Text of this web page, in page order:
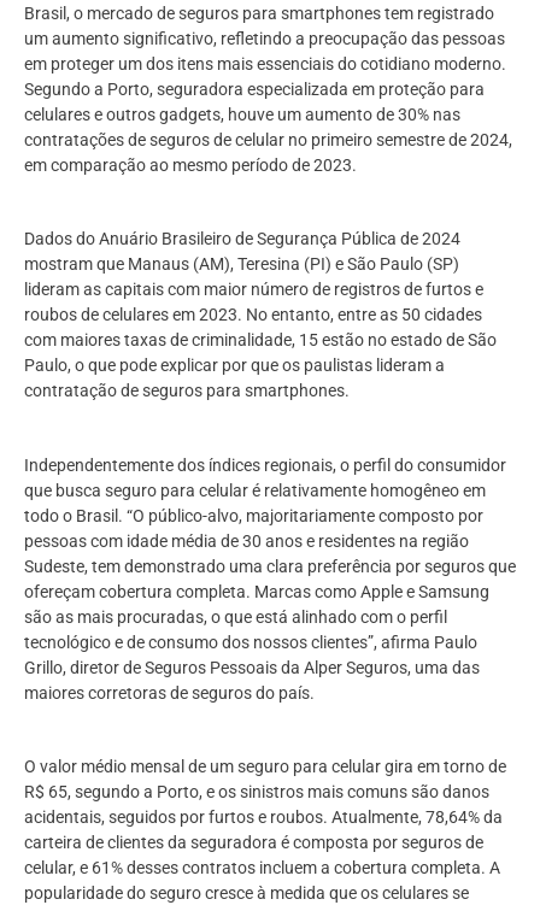
Brasil, o mercado de seguros para smartphones tem registrado
um aumento significativo, refletindo a preocupação das pessoas
em proteger um dos itens mais essenciais do cotidiano moderno.
Segundo a Porto, seguradora especializada em proteção para
celulares e outros gadgets, houve um aumento de 30% nas
contratações de seguros de celular no primeiro semestre de 2024,
em comparação ao mesmo período de 2023.
Dados do Anuário Brasileiro de Segurança Pública de 2024
mostram que Manaus (AM), Teresina (PI) e São Paulo (SP)
lideram as capitais com maior número de registros de furtos e
roubos de celulares em 2023. No entanto, entre as 50 cidades
com maiores taxas de criminalidade, 15 estão no estado de São
Paulo, o que pode explicar por que os paulistas lideram a
contratação de seguros para smartphones.
Independentemente dos índices regionais, o perfil do consumidor
que busca seguro para celular é relativamente homogêneo em
todo o Brasil. “O público-alvo, majoritariamente composto por
pessoas com idade média de 30 anos e residentes na região
Sudeste, tem demonstrado uma clara preferência por seguros que
ofereçam cobertura completa. Marcas como Apple e Samsung
são as mais procuradas, o que está alinhado com o perfil
tecnológico e de consumo dos nossos clientes”, afirma Paulo
Grillo, diretor de Seguros Pessoais da Alper Seguros, uma das
maiores corretoras de seguros do país.
O valor médio mensal de um seguro para celular gira em torno de
R$ 65, segundo a Porto, e os sinistros mais comuns são danos
acidentais, seguidos por furtos e roubos. Atualmente, 78,64% da
carteira de clientes da seguradora é composta por seguros de
celular, e 61% desses contratos incluem a cobertura completa. A
popularidade do seguro cresce à medida que os celulares se